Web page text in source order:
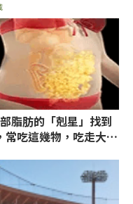
脂肪的「剋星」找到
常吃這幾物，吃走大肚